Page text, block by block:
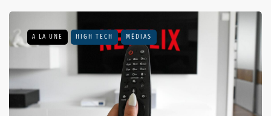
A LA UNE HIGH TECH MÉDIAS